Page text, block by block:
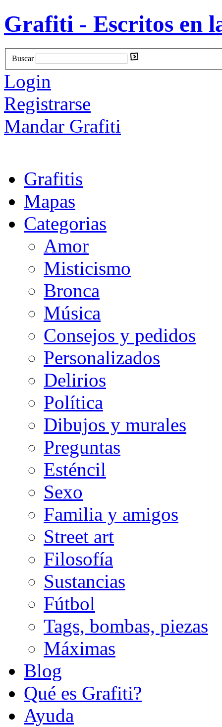
Grafiti - Escritos en
Buscar
Login
Registrarse
Mandar Grafiti
Grafitis
Mapas
Categorias
Amor
Misticismo
Bronca
Música
Consejos y pedidos
Personalizados
Delirios
Política
Dibujos y murales
Preguntas
Esténcil
Sexo
Familia y amigos
Street art
Filosofía
Sustancias
Fútbol
Tags, bombas, piezas
Máximas
Blog
Qué es Grafiti?
Ayuda